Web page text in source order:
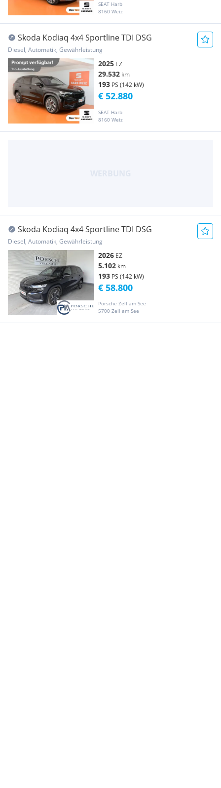
SEAT Harb
8160 Weiz
Skoda Kodiaq 4x4 Sportline TDI DSG
Diesel, Automatik, Gewährleistung
2025 EZ
29.532 km
193 PS (142 kW)
SEAT Harb
8160 Weiz
€ 52.880
Skoda Kodiaq 4x4 Sportline TDI DSG
Diesel, Automatik, Gewährleistung
2026 EZ
5.102 km
193 PS (142 kW)
Porsche Zell am See
5700 Zell am See
€ 58.800